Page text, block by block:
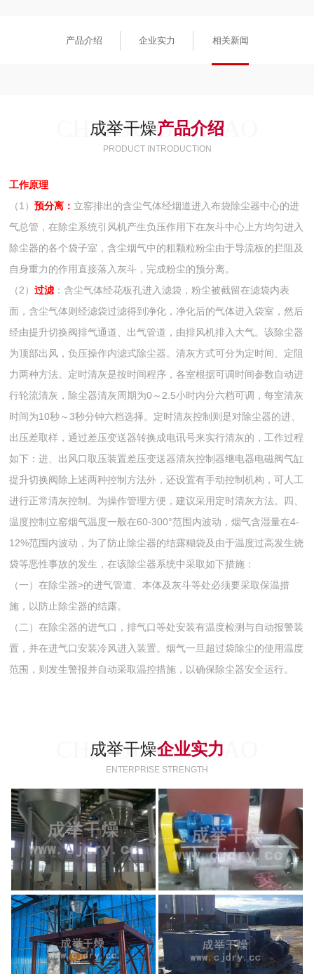
产品介绍 企业实力 相关新闻
成举干燥产品介绍
CHENJU GANZAO
PRODUCT INTRODUCTION
工作原理
（1）预分离： 立窑排出的含尘气体经烟道进入布袋除尘器中心的进
气总管，在除尘系统引风机产生负压作用下在灰斗中心上方均匀进入
除尘器的各个袋子室，含尘烟气中的粗颗粒粉尘由于导流板的拦阻及
自身重力的作用直接落入灰斗，完成粉尘的预分离。
（2）过滤 ：含尘气体经花板孔进入滤袋，粉尘被截留在滤袋内表
面，含尘气体则经滤袋过滤得到净化，净化后的气体进入袋室，然后
经由提升切换阀排气通道、出气管道，由排风机排入大气。该除尘器
为顶部出风，负压操作内滤式除尘器。清灰方式可分为定时间、定阻
力两种方法。定时清灰是按时间程序，各室根据可调时间参数自动进
行轮流清灰，除尘器清灰周期为0～2.5小时内分六档可调，每室清灰
时间为10秒～3秒分钟六档选择。定时清灰控制则是对除尘器的进、
出压差取样，通过差压变送器转换成电讯号来实行清灰的，工作过程
如下：进、出风口取压装置差压变送器清灰控制器继电器电磁阀气缸
提升切换阀除上述两种控制方法外，还设置有手动控制机构，可人工
进行正常清灰控制。为操作管理方便，建议采用定时清灰方法。四、
温度控制立窑烟气温度一般在60-300°范围内波动，烟气含湿量在4-
12%范围内波动，为了防止除尘器的结露糊袋及由于温度过高发生烧
袋等恶性事故的发生，在该除尘器系统中采取如下措施：
（一）在除尘器>的进气管道、本体及灰斗等处必须要采取保温措
施，以防止除尘器的结露。
（二）在除尘器的进气口，排气口等处安装有温度检测与自动报警装
置，并在进气口安装冷风进入装置。烟气一旦超过袋除尘的使用温度
范围，则发生警报并自动采取温控措施，以确保除尘器安全运行。
成举干燥企业实力
CHENJU GANZAO
ENTERPRISE STRENGTH